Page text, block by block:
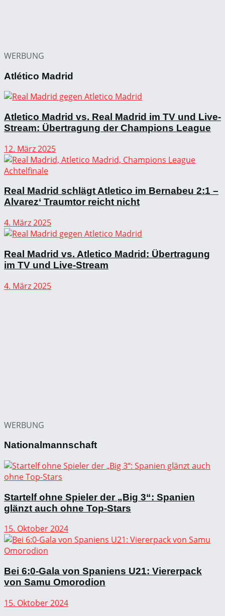
WERBUNG
Atlético Madrid
Atletico Madrid vs. Real Madrid im TV und Live-
Stream: Übertragung der Champions League
12. März 2025
Real Madrid schlägt Atletico im Bernabeu 2:1 –
Alvarez‘ Traumtor reicht nicht
4. März 2025
Real Madrid vs. Atletico Madrid: Übertragung
im TV und Live-Stream
4. März 2025
WERBUNG
Nationalmannschaft
Startelf ohne Spieler der „Big 3“: Spanien
glänzt auch ohne Top-Stars
15. Oktober 2024
Bei 6:0-Gala von Spaniens U21: Viererpack
von Samu Omorodion
15. Oktober 2024